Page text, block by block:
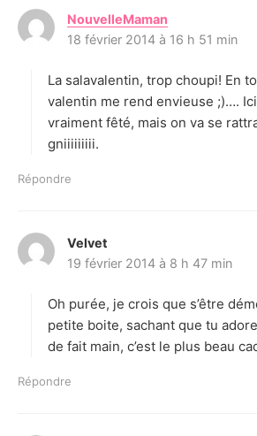
NouvelleMaman
i
:
18 février 2014 à 16 h 51 min
La salavalentin, trop choupi! En
valentin me rend envieuse ;)….
vraiment fêté, mais on va se
gniiiiiiiii.
Répondre
Velvet
i
:
19 février 2014 à 8 h 47 min
Oh purée, je crois que s’être
petite boite, sachant que tu
de fait main, c’est le plus beau
Répondre